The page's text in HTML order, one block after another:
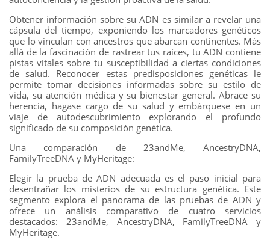
Obtener información sobre su ADN es similar a revelar una
cápsula del tiempo, exponiendo los marcadores genéticos
que lo vinculan con ancestros que abarcan continentes. Más
allá de la fascinación de rastrear tus raíces, tu ADN contiene
pistas vitales sobre tu susceptibilidad a ciertas condiciones
de salud. Reconocer estas predisposiciones genéticas le
permite tomar decisiones informadas sobre su estilo de
vida, su atención médica y su bienestar general. Abrace su
herencia, hagase cargo de su salud y embárquese en un
viaje de autodescubrimiento explorando el profundo
significado de su composición genética.
Una comparación de 23andMe, AncestryDNA,
FamilyTreeDNA y MyHeritage:
Elegir la prueba de ADN adecuada es el paso inicial para
desentrañar los misterios de su estructura genética. Este
segmento explora el panorama de las pruebas de ADN y
ofrece un análisis comparativo de cuatro servicios
destacados: 23andMe, AncestryDNA, FamilyTreeDNA y
MyHeritage.